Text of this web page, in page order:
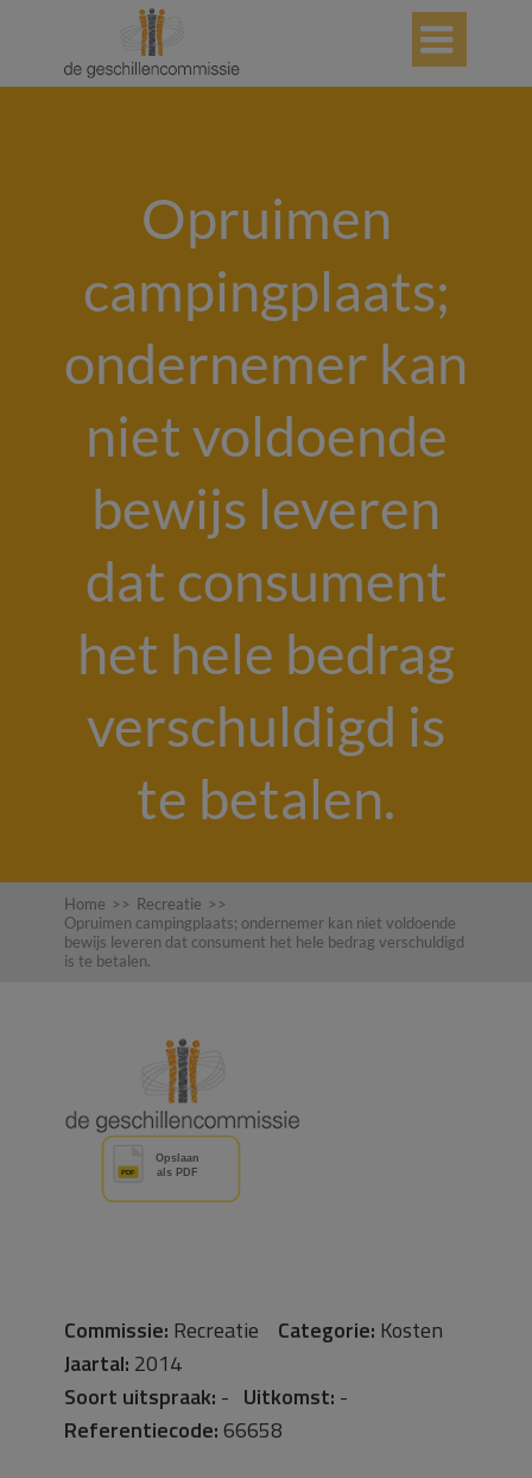

Opruimen
campingplaats;
ondernemer kan
niet voldoende
bewijs leveren
dat consument
het hele bedrag
verschuldigd is
te betalen.
Home >> Recreatie >>
Opruimen campingplaats; ondernemer kan niet voldoende
bewijs leveren dat consument het hele bedrag verschuldigd
is te betalen.
Commissie: Recreatie Categorie: Kosten
Jaartal: 2014
Soort uitspraak: - Uitkomst: -
Referentiecode:66658